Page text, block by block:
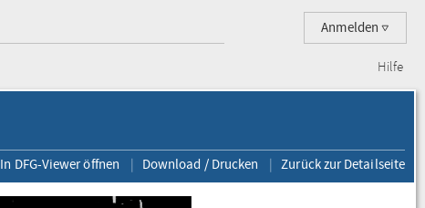
Anmelden
Hilfe
In DFG-Viewer öffnen Download / Drucken Zurück zur Detailseite